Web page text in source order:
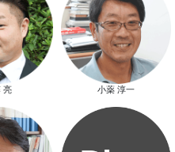
新春特別キャンペーン
亮 小薬 淳一